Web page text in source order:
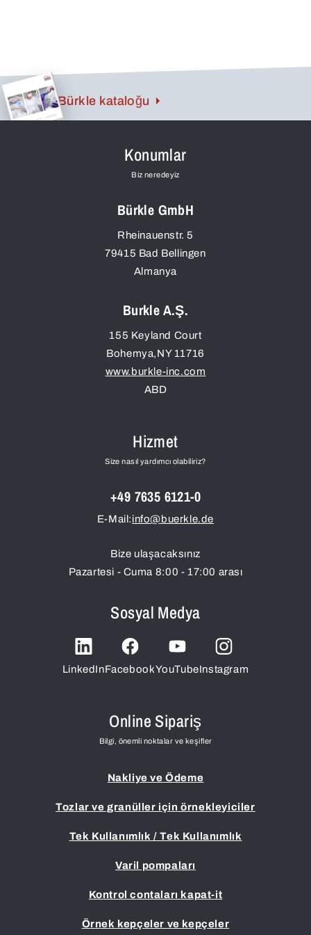
Bürkle kataloğu
Konumlar
Biz neredeyiz
Bürkle GmbH
Rheinauenstr. 5
79415 Bad Bellingen
Almanya
Burkle A.Ş.
155 Keyland Court
Bohemya,NY 11716
www.burkle-inc.com
ABD
Hizmet
Size nasıl yardımcı olabiliriz?
+49 7635 6121-0
E-Mail:info@buerkle.de
Bize ulaşacaksınız
Pazartesi - Cuma 8:00 - 17:00 arası
Sosyal Medya
LinkedInFacebookYouTubeInstagram
Online Sipariş
Bilgi, önemli noktalar ve keşifler
Nakliye ve Ödeme
Tozlar ve granüller için örnekleyiciler
Tek Kullanımlık / Tek Kullanımlık
Varil pompaları
Kontrol contaları kapat-it
Örnek kepçeler ve kepçeler